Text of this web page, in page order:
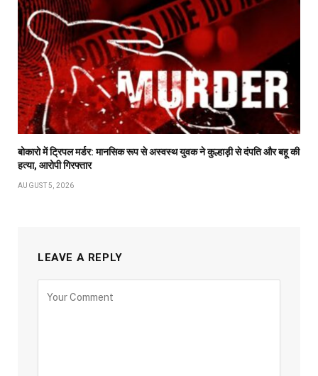
बोकारो में ट्रिपल मर्डर: मानसिक रूप से अस्वस्थ युवक ने कुल्हाड़ी से दंपति और बहू की
हत्या, आरोपी गिरफ्तार
AUGUST 5, 2026
LEAVE A REPLY